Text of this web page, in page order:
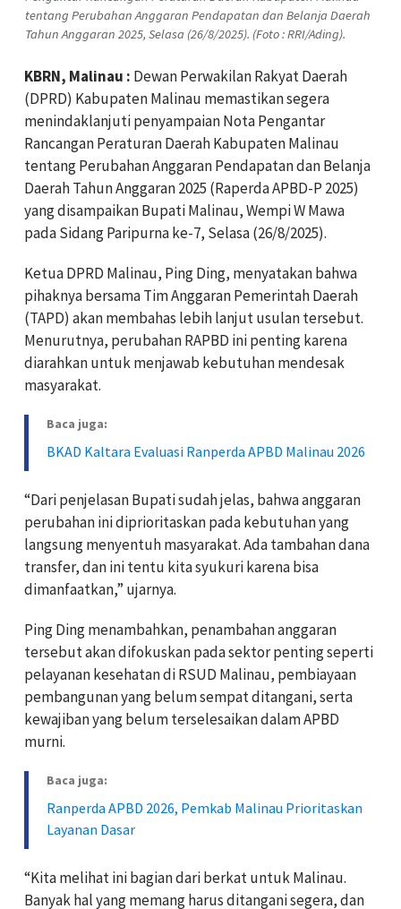
tentang Perubahan Anggaran Pendapatan dan Belanja Daerah
Tahun Anggaran 2025, Selasa (26/8/2025). (Foto : RRI/Ading).
KBRN, Malinau : Dewan Perwakilan Rakyat Daerah
(DPRD) Kabupaten Malinau memastikan segera
menindaklanjuti penyampaian Nota Pengantar
Rancangan Peraturan Daerah Kabupaten Malinau
tentang Perubahan Anggaran Pendapatan dan Belanja
Daerah Tahun Anggaran 2025 (Raperda APBD-P 2025)
yang disampaikan Bupati Malinau, Wempi W Mawa
pada Sidang Paripurna ke-7, Selasa (26/8/2025).
‎Ketua DPRD Malinau, Ping Ding, menyatakan bahwa
pihaknya bersama Tim Anggaran Pemerintah Daerah
(TAPD) akan membahas lebih lanjut usulan tersebut.
Menurutnya, perubahan RAPBD ini penting karena
diarahkan untuk menjawab kebutuhan mendesak
masyarakat.
Baca juga:
BKAD Kaltara Evaluasi Ranperda APBD Malinau 2026
‎“Dari penjelasan Bupati sudah jelas, bahwa anggaran
perubahan ini diprioritaskan pada kebutuhan yang
langsung menyentuh masyarakat. Ada tambahan dana
transfer, dan ini tentu kita syukuri karena bisa
dimanfaatkan,” ujarnya.
‎Ping Ding menambahkan, penambahan anggaran
tersebut akan difokuskan pada sektor penting seperti
pelayanan kesehatan di RSUD Malinau, pembiayaan
pembangunan yang belum sempat ditangani, serta
kewajiban yang belum terselesaikan dalam APBD
murni.
Baca juga:
‎Ranperda APBD 2026, Pemkab Malinau Prioritaskan
Layanan Dasar
‎“Kita melihat ini bagian dari berkat untuk Malinau.
Banyak hal yang memang harus ditangani segera, dan